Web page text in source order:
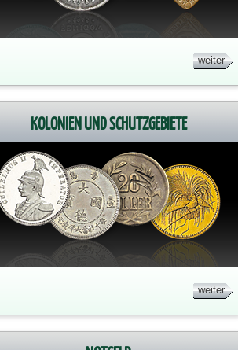
weiter
KOLONIEN UND SCHUTZGEBIETE
weiter